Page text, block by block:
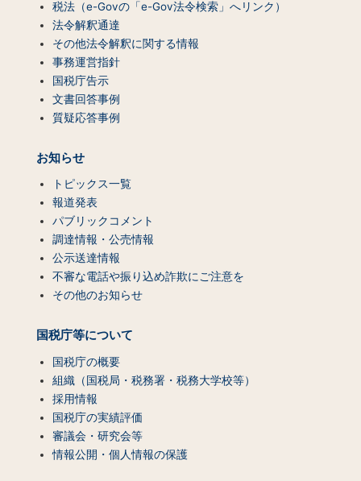
税法（e-Govの「e-Gov法令検索」へリンク）
法令解釈通達
その他法令解釈に関する情報
事務運営指針
国税庁告示
文書回答事例
質疑応答事例
お知らせ
トピックス一覧
報道発表
パブリックコメント
調達情報・公売情報
公示送達情報
不審な電話や振り込め詐欺にご注意を
その他のお知らせ
国税庁等について
国税庁の概要
組織（国税局・税務署・税務大学校等）
採用情報
国税庁の実績評価
審議会・研究会等
情報公開・個人情報の保護